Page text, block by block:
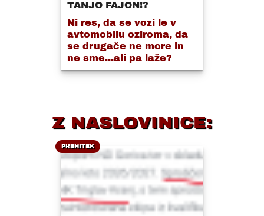
TANJO FAJON!?
Ni res, da se vozi le v
avtomobilu oziroma, da
se drugače ne more in
ne sme...ali pa laže?
Z NASLOVINICE:
PREHITEK